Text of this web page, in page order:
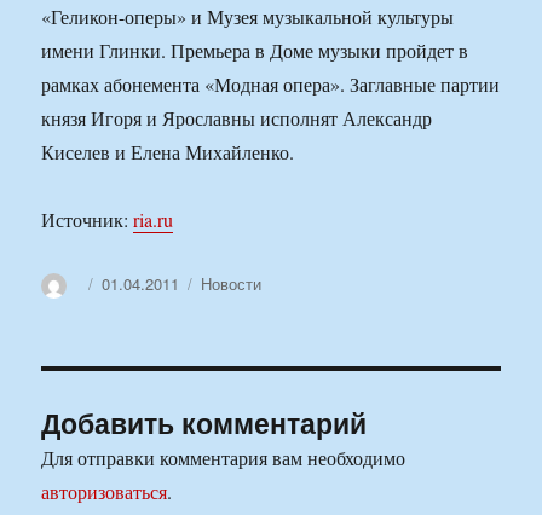
«Геликон-оперы» и Музея музыкальной культуры
имени Глинки. Премьера в Доме музыки пройдет в
рамках абонемента «Модная опера». Заглавные партии
князя Игоря и Ярославны исполнят Александр
Киселев и Елена Михайленко.
Источник:ria.ru
АвторОпубликовано
01.04.2011 Рубрики
Новости
Добавить комментарий
Для отправки комментария вам необходимо
авторизоваться.